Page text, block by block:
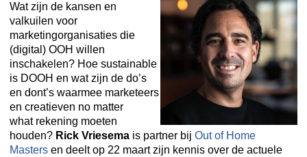
Wat zijn de kansen en
valkuilen voor
marketingorganisaties die
(digital) OOH willen
inschakelen? Hoe sustainable
is DOOH en wat zijn de do’s
en dont’s waarmee marketeers
en creatieven no matter
whatrekening moeten
houden? Rick Vriesema is partner bij Out of Home
Masters en deelt op 22 maart zijn kennis over de actuele